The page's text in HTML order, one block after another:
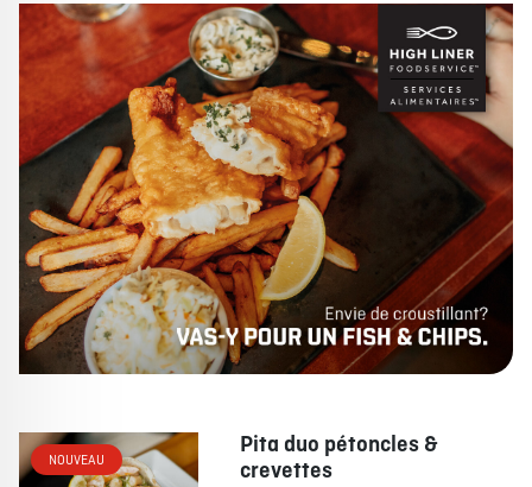
NOUVEAU
Pita duo pétoncles &
crevettes